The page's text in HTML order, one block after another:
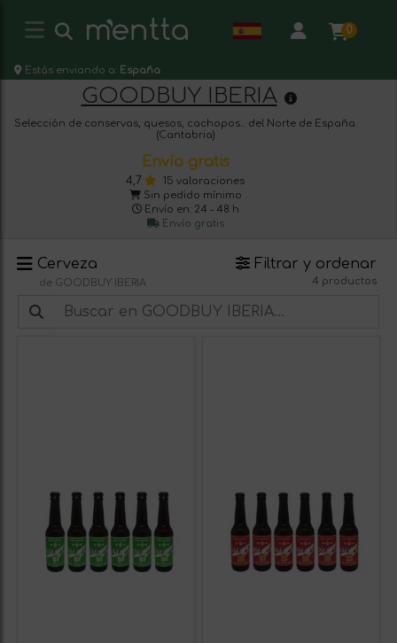
0
Estás enviando a: España
GOODBUY IBERIA
Selección de conservas, quesos, cachopos... del Norte de España.
(Cantabria)
Envío gratis
4,7
15 valoraciones
Sin pedido mínimo
Envío en: 24 - 48 h
Envío gratis
Cerveza
de GOODBUY IBERIA
Filtrar y ordenar
4 productos